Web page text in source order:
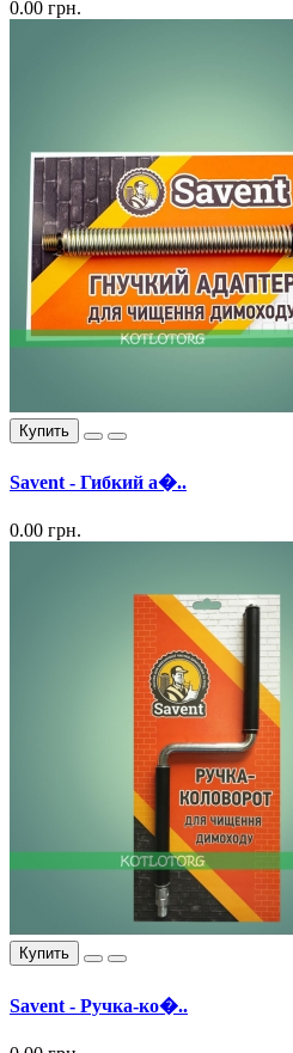
0.00 грн.
Купить
Savent - Гибкий а�..
0.00 грн.
Купить
Savent - Ручка-ко�..